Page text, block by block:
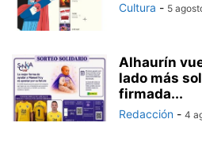
Cultura - 5
Alhaurín
lado más
firmada...
Redacción - 4